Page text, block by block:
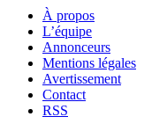
À propos
L’équipe
Annonceurs
Mentions légales
Avertissement
Contact
RSS